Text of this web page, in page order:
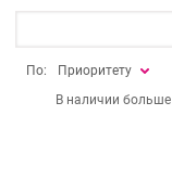
По:
Приоритету
В наличии больше